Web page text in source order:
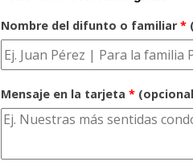
Nombre del difunto o familiar *
Mensaje en la tarjeta *